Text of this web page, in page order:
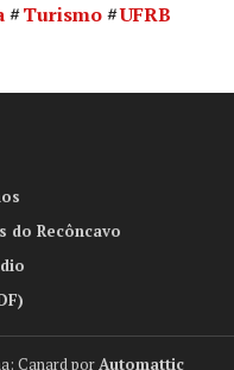
Turismo
UFRB
do Recôncavo
Canard por Automattic